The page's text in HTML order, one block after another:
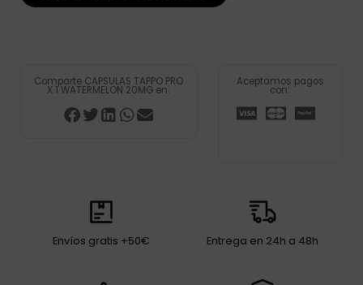
Comparte CAPSULAS TAPPO PRO
X 1 WATERMELON 20MG en:
Aceptamos pagos
con:
Envíos gratis +50€ Entrega en 24h a 48h